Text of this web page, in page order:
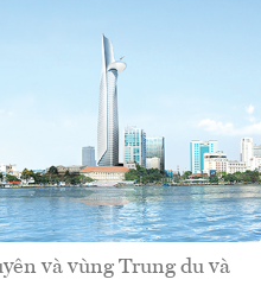
và vùng Trung du và